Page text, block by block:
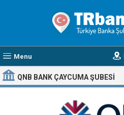
Menu
QNB BANK ÇAYCUMA ŞUBESI